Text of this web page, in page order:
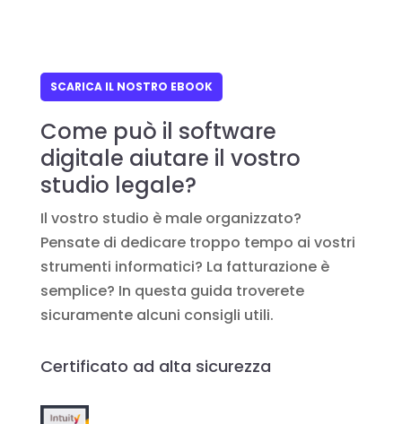
SCARICA IL NOSTRO EBOOK
Come può il software
digitale aiutare il vostro
studio legale?
Il vostro studio è male organizzato?
Pensate di dedicare troppo tempo ai vostri
strumenti informatici? La fatturazione è
semplice? In questa guida troverete
sicuramente alcuni consigli utili.
Certificato ad alta sicurezza